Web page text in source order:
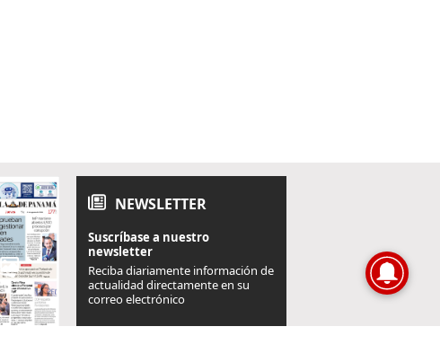
NEWSLETTER
Suscríbase a nuestro
newsletter
Reciba diariamente información de
actualidad directamente en su
correo electrónico